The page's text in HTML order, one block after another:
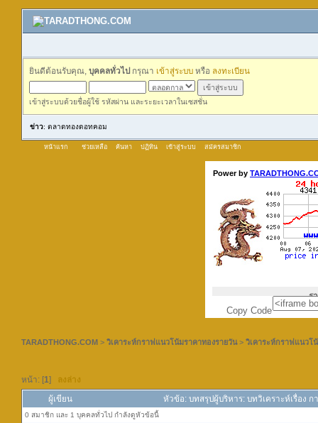
ยินดีต้อนรับคุณ, บุคคลทั่วไป กรุณา เข้าสู่ระบบ หรือ ลงทะเบียน
เข้าสู่ระบบด้วยชื่อผู้ใช้ รหัสผ่าน และระยะเวลาในเซสชั่น
ข่าว: ตลาดทองดอทคอม
หน้าแรก ช่วยเหลือ ค้นหา ปฏิทิน เข้าสู่ระบบ สมัครสมาชิก
Copy Code
TARADTHONG.COM > วิเคาระห์กราฟแนวโน้มราคาทองรายวัน> วิเคาระห์กราฟแนวโ
หน้า: [1] ลงล่าง
ผู้เขียน หัวข้อ: บทสรุปผู้บริหาร: บทวิเคราะห์เรื่อง
0 สมาชิก และ 1 บุคคลทั่วไป กำลังดูหัวข้อนี้